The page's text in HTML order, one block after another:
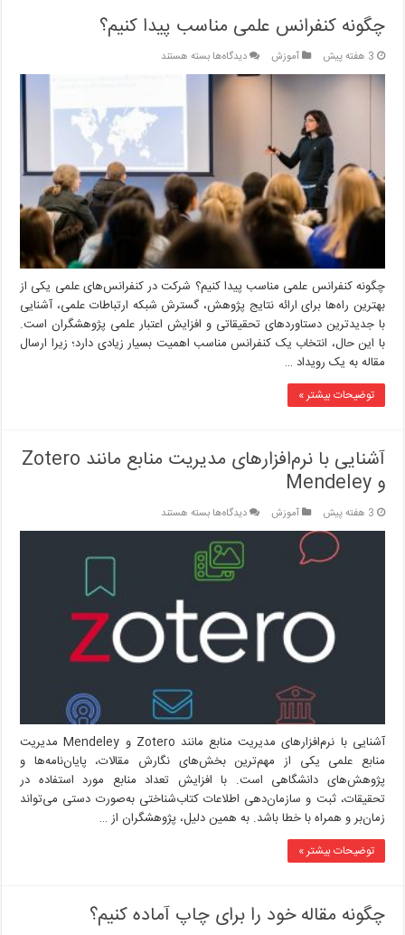
چگونه کنفرانس علمی مناسب پیدا کنیم؟
3 هفته پیش آموزش دیدگاه‌هابرای
چگونه
بسته هستند
چگونه کنفرانس علمی مناسب پیدا کنیم؟ شرکت در کنفرانس‌های علمی یکی از
بهترین راه‌ها برای ارائه نتایج پژوهش، گسترش شبکه ارتباطات علمی، آشنایی
با جدیدترین دستاوردهای تحقیقاتی و افزایش اعتبار علمی پژوهشگران است.
با این حال، انتخاب یک کنفرانس مناسب اهمیت بسیار زیادی دارد؛ زیرا ارسال
مقاله به یک رویداد …
توضیحات بیشتر »
آشنایی با نرم‌افزارهای مدیریت منابع مانند Zotero
و Mendeley
3 هفته پیش آموزش دیدگاه‌هابرای
آشنایی
با
نرم‌افزارهای
مدیریت
مانند
Zotero
و
Mendeley
بسته هستند
آشنایی با نرم‌افزارهای مدیریت منابع مانند Zotero و Mendeley مدیریت
منابع علمی یکی از مهم‌ترین بخش‌های نگارش مقالات، پایان‌نامه‌ها و
پژوهش‌های دانشگاهی است. با افزایش تعداد منابع مورد استفاده در
تحقیقات، ثبت و سازمان‌دهی اطلاعات کتاب‌شناختی به‌صورت دستی می‌تواند
زمان‌بر و همراه با خطا باشد. به همین دلیل، پژوهشگران از …
توضیحات بیشتر »
چگونه مقاله خود را برای چاپ آماده کنیم؟